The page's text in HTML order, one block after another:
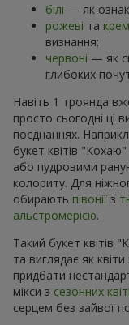
білі — як
рожеві та
визнання;
червоні — як
глибоких
Навіть 1 троянда
просто сьогодні ці
поєднаннях.
букет квітів
або пудровими
колориту. Для
обирають півонії з
альстромерією.
Такий букет квітів
та виглядає як
придбати
мікси з сезонних
серцем без зайвої